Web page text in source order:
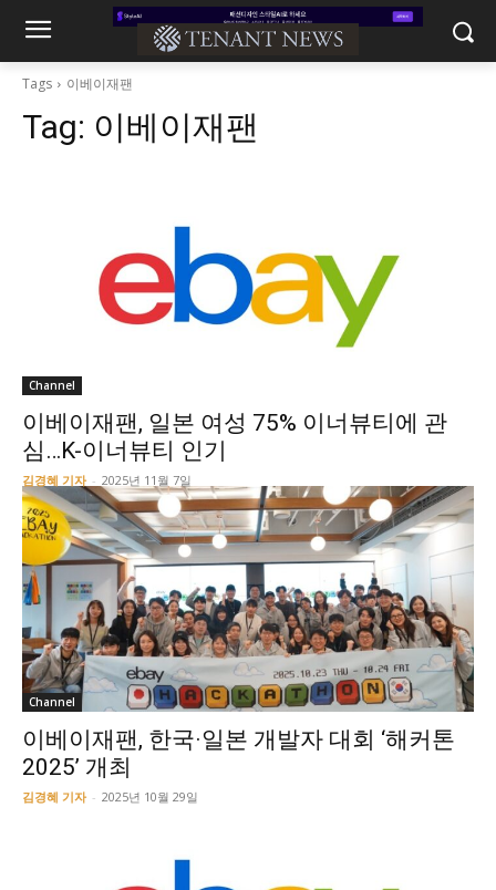
Tags 이베이재팬
Tag: 이베이재팬
Channel
이베이재팬, 일본 여성 75% 이너뷰티에 관
심…K-이너뷰티 인기
김경혜 기자 - 2025년 11월 7일
Channel
이베이재팬, 한국·일본 개발자 대회 ‘해커톤
2025’ 개최
김경혜 기자 - 2025년 10월 29일